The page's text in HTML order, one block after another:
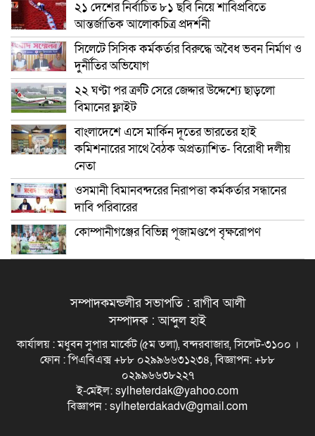
২১ দেশের নির্বাচিত ৮১ ছবি নিয়ে শাবিপ্রবিতে
আন্তর্জাতিক আলোকচিত্র প্রদর্শনী
সিলেটে সিসিক কর্মকর্তার বিরুদ্ধে অবৈধ ভবন নির্মাণ ও
দুর্নীতির অভিযোগ
২২ ঘণ্টা পর ত্রুটি সেরে জেদ্দার উদ্দেশ্যে ছাড়লো
বিমানের ফ্লাইট
বাংলাদেশে এসে মার্কিন দূতের ভারতের হাই
কমিশনারের সাথে বৈঠক অপ্রত্যাশিত- বিরোধী দলীয়
নেতা
ওসমানী বিমানবন্দরের নিরাপত্তা কর্মকর্তার সন্ধানের
দাবি পরিবারের
কোম্পানীগঞ্জের বিভিন্ন পূজামণ্ডপে বৃক্ষরোপণ
সম্পাদকমন্ডলীর সভাপতি : রাগীব আলী
সম্পাদক : আব্দুল হাই
কার্যালয় : মধুবন সুপার মার্কেট (৫ম তলা), বন্দরবাজার, সিলেট-৩১০০ ।
ফোন : পিএবিএক্স +৮৮ ০২৯৯৬৬৩১২৩৪, বিজ্ঞাপন: +৮৮
০২৯৯৬৬৩৮২২৭
ই-মেইল: sylheterdak@yahoo.com
বিজ্ঞাপন : sylheterdakadv@gmail.com